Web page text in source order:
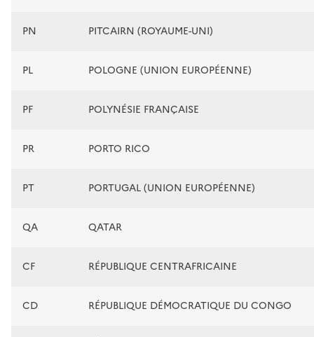
PN PITCAIRN (ROYAUME-UNI)
PL POLOGNE (UNION EUROPÉENNE)
PF POLYNÉSIE FRANÇAISE
PR PORTO RICO
PT PORTUGAL (UNION EUROPÉENNE)
QA QATAR
CF RÉPUBLIQUE CENTRAFRICAINE
CD RÉPUBLIQUE DÉMOCRATIQUE DU CONGO